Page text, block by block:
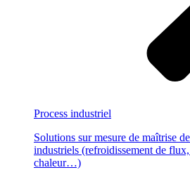
Process industriel
Solutions sur mesure de maîtrise
industriels (refroidissement de
chaleur…)